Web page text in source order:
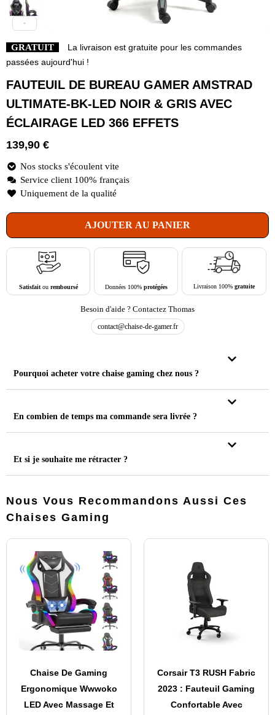
GRATUIT
La livraison est gratuite pour les commandes
passées aujourd'hui !
FAUTEUIL DE BUREAU GAMER AMSTRAD
ULTIMATE-BK-LED NOIR & GRIS AVEC
ÉCLAIRAGE LED 366 EFFETS
139,90 €
Nos stocks s'écoulent vite
Service client 100% français
Uniquement de la qualité
AJOUTER AU PANIER
Satisfaitou remboursé Données 100% protégées Livraison 100%gratuite
Besoin d'aide ? Contactez Thomas
contact@chaise-de-gamer.fr
Pourquoi acheter votre chaise gaming chez nous ?
En combien de temps ma commande sera livrée ?
Et si je souhaite me rétracter ?
Nous Vous Recommandons Aussi Ces
Chaises Gaming
Chaise De Gaming
Ergonomique Wwwoko
LED Avec Massage Et
Corsair T3 RUSH Fabric
2023 : Fauteuil Gaming
Confortable Avec